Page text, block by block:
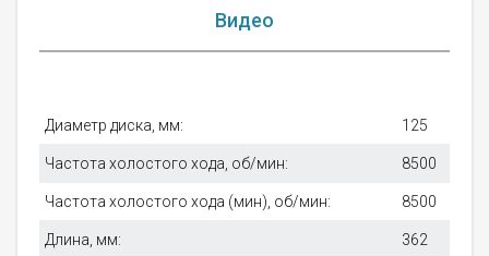
Видео
Диаметр диска, мм: 125
Частота холостого хода, об/мин: 8500
Частота холостого хода (мин), об/мин: 8500
Длина, мм: 362